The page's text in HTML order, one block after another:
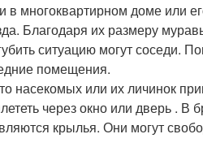
в многоквартирном доме или
Благодаря их размеру
ситуацию могут соседи.
помещения.
насекомых или их личинок
через окно или дверь .
крылья. Они могут